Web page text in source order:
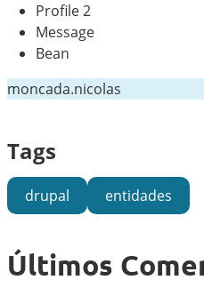
Profile 2
Message
Bean
moncada.nicolas
Tags
drupal entidades
Últimos